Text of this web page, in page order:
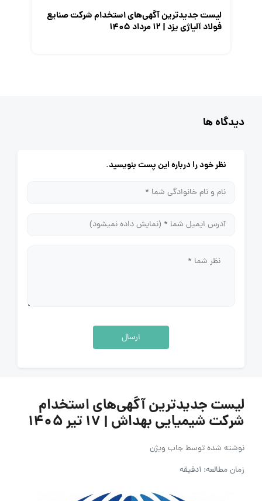
لیست جدیدترین آگهی‌های استخدام شرکت صنایع
فولاد آلیاژی یزد | ۱۲ مرداد ۱۴۰۵
دیدگاه ها
نظر خود را درباره این پست بنویسید.
ارسال
لیست جدیدترین آگهی‌های استخدام
شرکت شیمیایی بهداش | ۱۷ تیر ۱۴۰۵
نوشته شده توسطجاب ویژن
زمان مطالعه: 1دقیقه